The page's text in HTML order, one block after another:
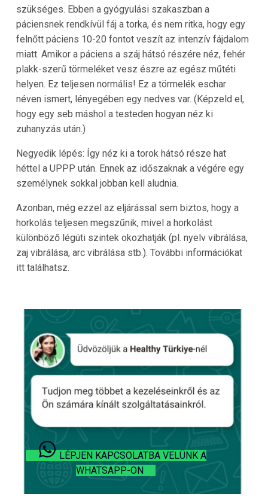
szükséges. Ebben a gyógyulási szakaszban a
páciensnek rendkívül fáj a torka, és nem ritka, hogy egy
felnőtt páciens 10-20 fontot veszít az intenzív fájdalom
miatt. Amikor a páciens a száj hátsó részére néz, fehér
plakk-szerű törmeléket vesz észre az egész műtéti
helyen. Ez teljesen normális! Ez a törmelék eschar
néven ismert, lényegében egy nedves var. (Képzeld el,
hogy egy seb máshol a testeden hogyan néz ki
zuhanyzás után.)
Negyedik lépés: Így néz ki a torok hátsó része hat
héttel a UPPP után. Ennek az időszaknak a végére egy
személynek sokkal jobban kell aludnia.
Azonban, még ezzel az eljárással sem biztos, hogy a
horkolás teljesen megszűnik, mivel a horkolást
különböző légúti szintek okozhatják (pl. nyelv vibrálása,
zaj vibrálása, arc vibrálása stb.). További információkat
itt találhatsz.
LÉPJEN KAPCSOLATBA VELÜNK A
WHATSAPP-ON